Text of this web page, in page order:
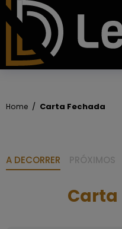
Home Carta Fechada
A DECORRER PRÓXIMOS
Carta